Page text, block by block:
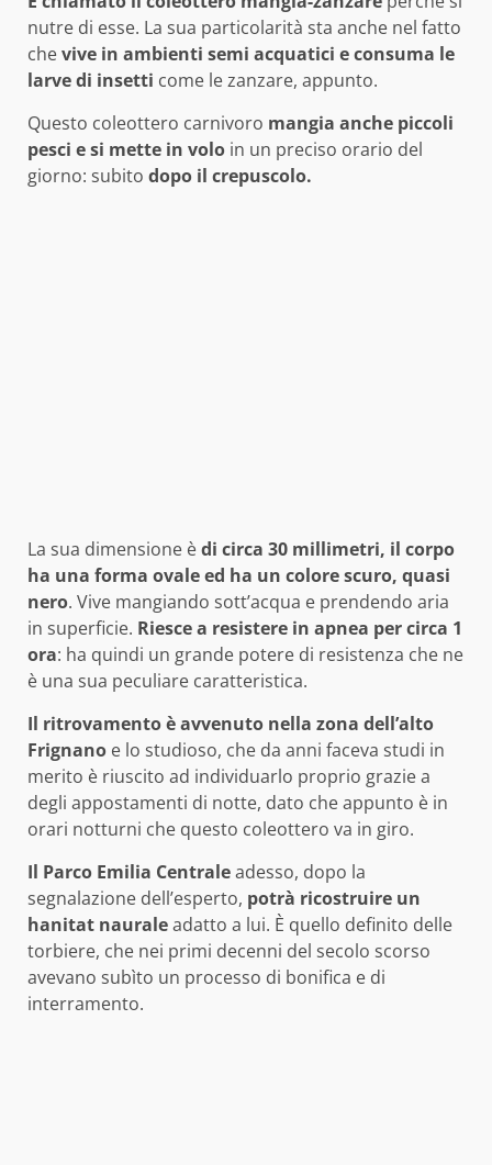
nutre di esse. La sua particolarità sta anche nel fatto
chevive in ambienti semi acquatici e consuma le
larve di insetti come le zanzare, appunto.
Questo coleottero carnivoro mangia anche piccoli
pesci e si mette in volo in un preciso orario del
giorno: subito dopo il crepuscolo.
La sua dimensione èdi circa 30 millimetri, il corpo
ha una forma ovale ed ha un colore scuro, quasi
nero. Vive mangiando sott’acqua e prendendo aria
in superficie. Riesce a resistere in apnea per circa 1
ora: ha quindi un grande potere di resistenza che ne
è una sua peculiare caratteristica.
Il ritrovamento è avvenuto nella zona dell’alto
Frignano e lo studioso, che da anni faceva studi in
merito è riuscito ad individuarlo proprio grazie a
degli appostamenti di notte, dato che appunto è in
orari notturni che questo coleottero va in giro.
Il Parco Emilia Centraleadesso, dopo la
segnalazione dell’esperto, potrà ricostruire un
hanitat nauraleadatto a lui. È quello definito delle
torbiere, che nei primi decenni del secolo scorso
avevano subìto un processo di bonifica e di
interramento.